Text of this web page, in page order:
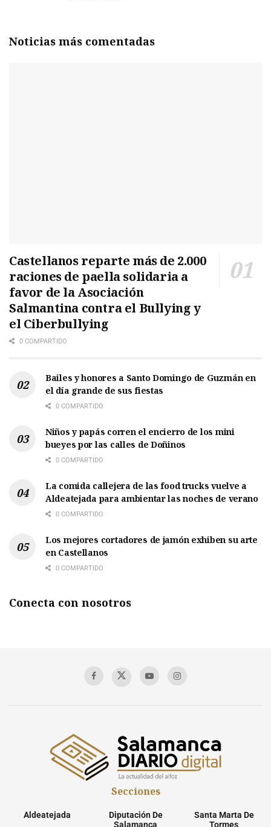
Noticias más comentadas
Castellanos reparte más de 2.000
raciones de paella solidaria a
favor de la Asociación
Salmantina contra el Bullying y
el Ciberbullying
0 COMPARTIDO
Bailes y honores a Santo Domingo de Guzmán en
el día grande de sus fiestas
0 COMPARTIDO
Niños y papás corren el encierro de los mini
bueyes por las calles de Doñinos
0 COMPARTIDO
La comida callejera de las food trucks vuelve a
Aldeatejada para ambientar las noches de verano
0 COMPARTIDO
Los mejores cortadores de jamón exhiben su arte
en Castellanos
0 COMPARTIDO
Conecta con nosotros
Secciones
Aldeatejada
Diputación De
Salamanca
Santa Marta De
Tormes